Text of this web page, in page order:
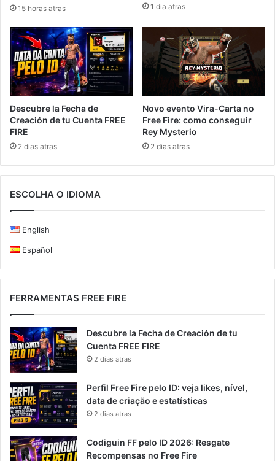
15 horas atras 1 dia atras
Descubre la Fecha de
Creación de tu Cuenta FREE
FIRE
2 dias atras
Novo evento Vira-Carta no
Free Fire: como conseguir
Rey Mysterio
2 dias atras
ESCOLHA O IDIOMA
English
Español
FERRAMENTAS FREE FIRE
Descubre la Fecha de Creación de tu
Cuenta FREE FIRE
2 dias atras
Perfil Free Fire pelo ID: veja likes, nível,
data de criação e estatísticas
2 dias atras
Codiguin FF pelo ID 2026: Resgate
Recompensas no Free Fire